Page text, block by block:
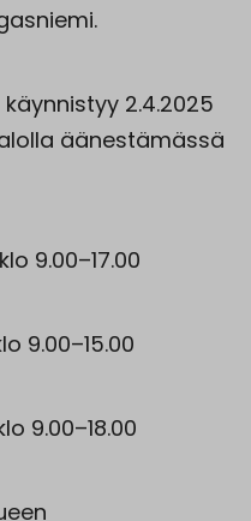
2.4.2025
äänestämässä
9.00–17.00
9.00–15.00
9.00–18.00